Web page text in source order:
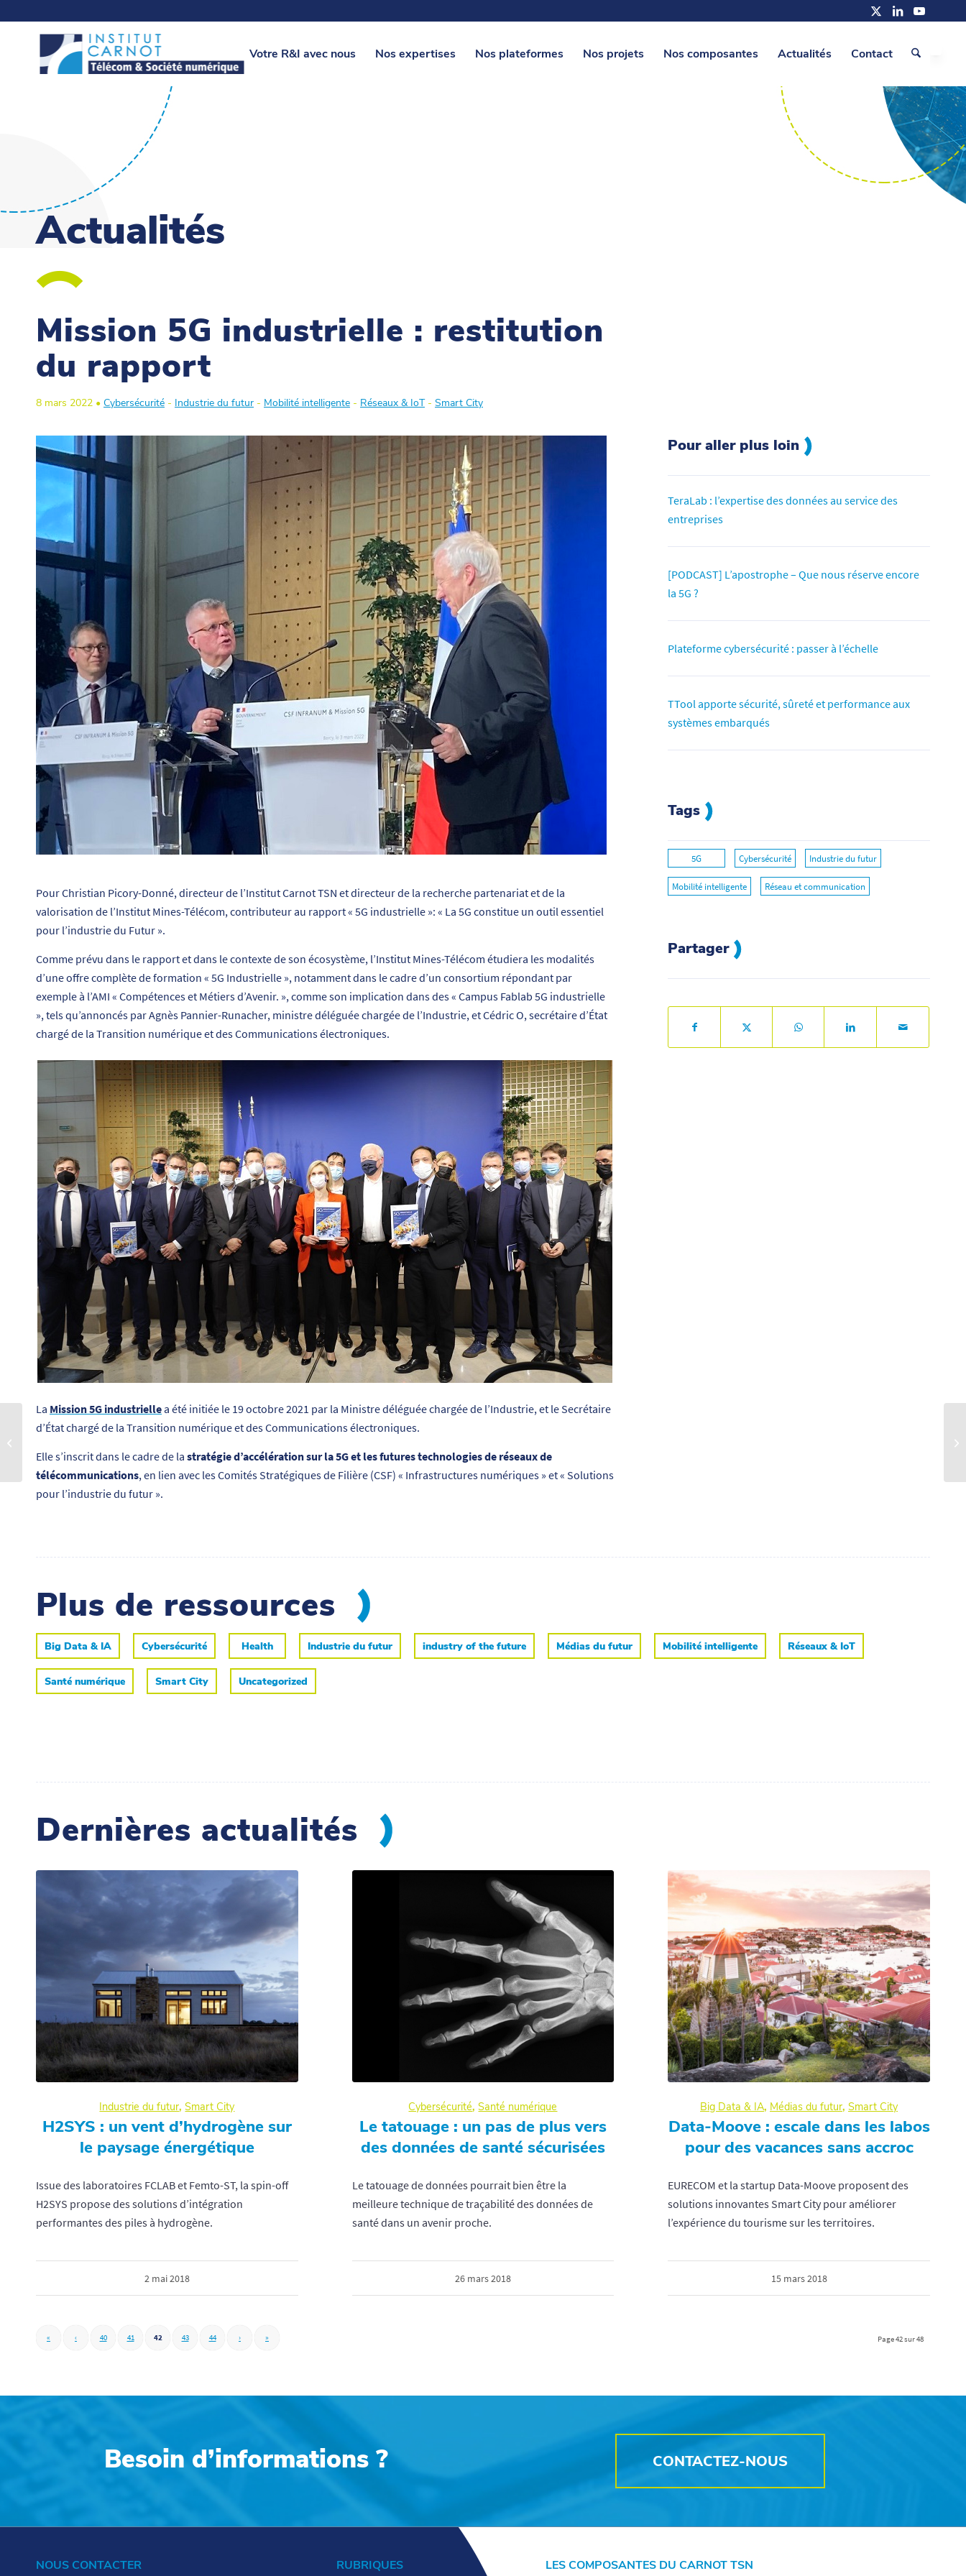
Votre R&I avec nous Nos expertises Nos plateformes Nos projets Nos composantes Actualités Contact
Actualités
Mission 5G industrielle : restitution
du rapport
8 mars 2022 • Cybersécurité - Industrie du futur - Mobilité intelligente - Réseaux & IoT- Smart City
Pour Christian Picory-Donné, directeur de l’Institut Carnot TSN et directeur de la recherche partenariat et de la
valorisation de l’Institut Mines-Télécom, contributeur au rapport « 5G industrielle »: « La 5G constitue un outil essentiel
pour l’industrie du Futur ».
Comme prévu dans le rapport et dans le contexte de son écosystème, l’Institut Mines-Télécom étudiera les modalités
d’une offre complète de formation « 5G Industrielle », notamment dans le cadre d’un consortium répondant par
exemple à l’AMI « Compétences et Métiers d’Avenir. », comme son implication dans des « Campus Fablab 5G industrielle
», tels qu’annoncés par Agnès Pannier-Runacher, ministre déléguée chargée de l’Industrie, et Cédric O, secrétaire d’État
chargé de la Transition numérique et des Communications électroniques.
La Mission 5G industriellea été initiée le 19 octobre 2021 par la Ministre déléguée chargée de l’Industrie, et le Secrétaire
d’État chargé de la Transition numérique et des Communications électroniques.
Elle s’inscrit dans le cadre de la stratégie d’accélération sur la 5G et les futures technologies de réseaux de
télécommunications, en lien avec les Comités Stratégiques de Filière (CSF) « Infrastructures numériques » et « Solutions
pour l’industrie du futur ».
Pour aller plus loin
TeraLab : l’expertise des données au service des
entreprises
[PODCAST] L’apostrophe – Que nous réserve encore
la 5G ?
Plateforme cybersécurité : passer à l’échelle
TTool apporte sécurité, sûreté et performance aux
systèmes embarqués
Tags
5G Cybersécurité Industrie du futur
Mobilité intelligente Réseau et communication
Partager
Plus de ressources
Big Data & IA Cybersécurité Health Industrie du futur industry of the future Médias du futur Mobilité intelligente Réseaux & IoT
Santé numérique Smart City Uncategorized
Dernières actualités
Industrie du futur,Smart City
H2SYS : un vent d’hydrogène sur
le paysage énergétique
Issue des laboratoires FCLAB et Femto-ST, la spin-off
H2SYS propose des solutions d’intégration
performantes des piles à hydrogène.
2 mai 2018
Cybersécurité,Santé numérique
Le tatouage : un pas de plus vers
des données de santé sécurisées
Le tatouage de données pourrait bien être la
meilleure technique de traçabilité des données de
santé dans un avenir proche.
26 mars 2018
Big Data & IA, Médias du futur,Smart City
Data-Moove : escale dans les labos
pour des vacances sans accroc
EURECOM et la startup Data-Moove proposent des
solutions innovantes Smart City pour améliorer
l’expérience du tourisme sur les territoires.
15 mars 2018
Page 42 sur 48
« ‹ 40 41 42 43 44 › »
Besoin d’informations ? CONTACTEZ-NOUS
NOUS CONTACTER RUBRIQUES LES COMPOSANTES DU CARNOT TSN
[PODCAST] Voitures
de l’autonomie